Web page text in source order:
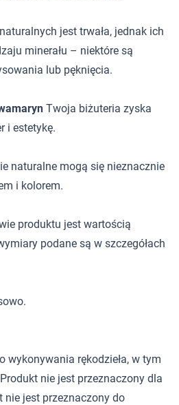
jest trwała, jednak ich
minerału – niektóre są
lub pęknięcia.
Twoja biżuteria zyska
i estetykę.
naturalne mogą się nieznacznie
i kolorem.
produktu jest wartością
podane są w szczegółach
wykonywania rękodzieła, w tym
nie jest przeznaczony dla
nie jest przeznaczony do